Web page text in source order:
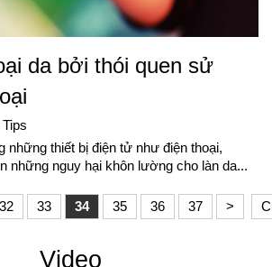
da bởi thói quen sử
những thiết bị điện tử như điện thoại,
những nguy hại khôn lường cho làn da...
32 33 34 35 36 37 >
Video